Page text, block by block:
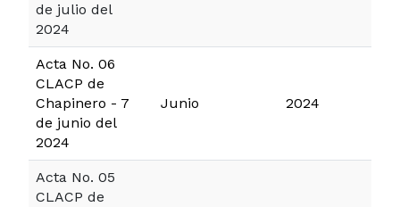
de julio del
2024
Acta No. 06
CLACP de
Chapinero - 7
de junio del
2024
Junio 2024
Acta No. 05
CLACP de